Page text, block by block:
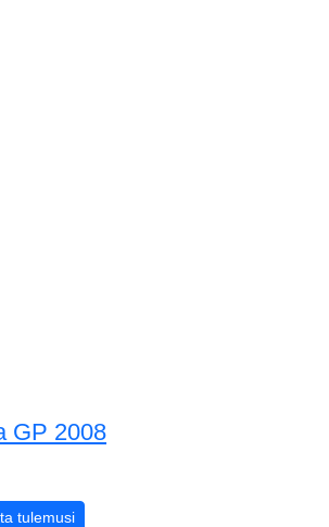
GP 2008
GP 2008
tulemusiSaksamaa GP 2008